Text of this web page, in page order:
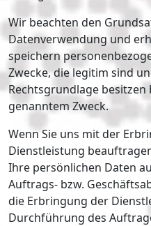
Wir beachten den
Datenverwendung und
speichern
Zwecke, die legitim sind
Rechtsgrundlage besitzen
genanntem Zweck.
Wenn Sie uns mit der
Dienstleistung
Ihre persönlichen Daten
Auftrags- bzw.
die Erbringung der
Durchführung des